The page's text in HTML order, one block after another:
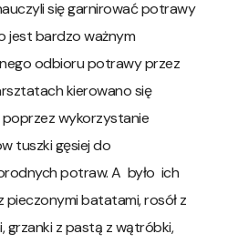
się garnirować potrawy
jest bardzo ważnym
odbioru potrawy przez
kierowano się
poprzez wykorzystanie
tuszki gęsiej do
potraw. A było ich
pieczonymi batatami, rosół z
grzanki z pastą z wątróbki,